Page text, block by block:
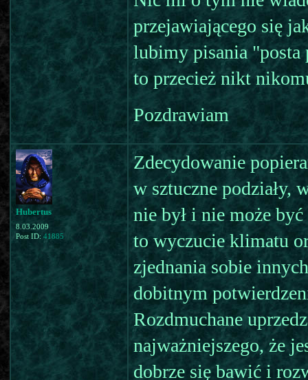
przejawiającego się
lubimy pisania "posta
to przecież nikt
Pozdrawiam
Hubertus
8.03.2009
Post ID: 41885
Zdecydowanie
w sztuczne podziały,
nie był i nie może
to wyczucie klimatu
zjednania sobie
dobitnym
Rozdmuchane
najważniejszego, że
dobrze się bawić i